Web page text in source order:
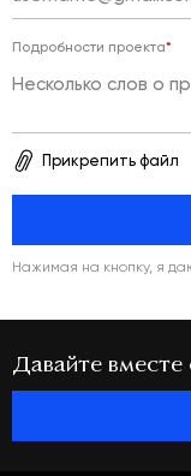
Подробности проекта*
Прикрепить файл
Нажимая на кнопку, я
Давайте